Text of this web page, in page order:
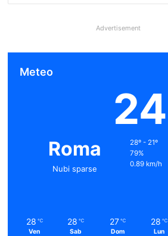
Advertisement
Meteo
Roma
Nubi sparse
24
28º - 21º
79%
0.89 km/h
28 ℃
Ven
28 ℃
Sab
27 ℃
Dom
28 ℃
Lun